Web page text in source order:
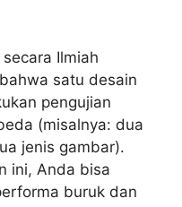
secara Ilmiah
satu desain
pengujian
(misalnya: dua
jenis gambar).
ini, Anda bisa
buruk dan